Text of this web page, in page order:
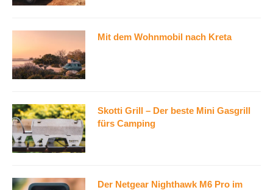
Mit dem Wohnmobil nach Kreta
Skotti Grill – Der beste Mini Gasgrill
fürs Camping
Der Netgear Nighthawk M6 Pro im